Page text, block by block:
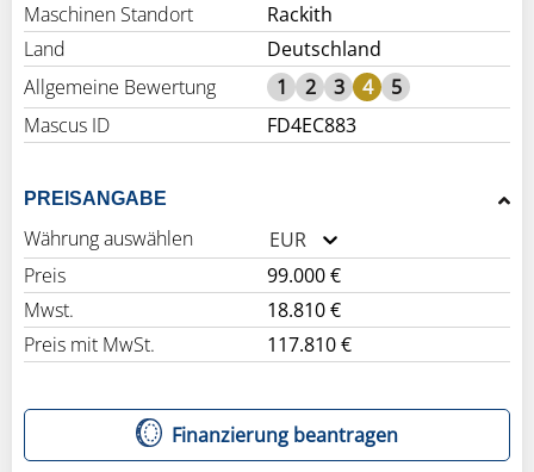
Maschinen Standort
Rackith
Land
Deutschland
Allgemeine Bewertung
1 2 3 4
5
Mascus ID
FD4EC883
PREISANGABE
Währung auswählen
EUR
Preis
99.000 €
Mwst.
18.810 €
Preis mit MwSt.
117.810 €
Finanzierung beantragen